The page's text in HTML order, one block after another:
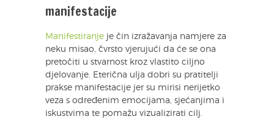
manifestacije
Manifestiranje je čin izražavanja namjere za
neku misao, čvrsto vjerujući da će se ona
pretočiti u stvarnost kroz vlastito ciljno
djelovanje. Eterična ulja dobri su pratitelji
prakse manifestacije jer su mirisi nerijetko
veza s određenim emocijama, sjećanjima i
iskustvima te pomažu vizualizirati cilj.